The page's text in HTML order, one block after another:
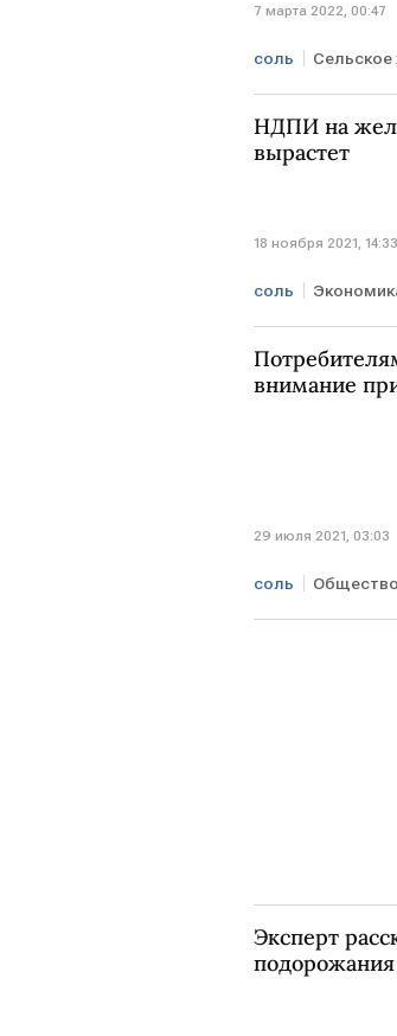
7 марта 2022, 00:47
соль Сельское
продукты
НДПИ на
вырастет
18 ноября 2021, 14:33
соль
внимание
29 июля 2021, 03:03
соль Общество
Эксперт